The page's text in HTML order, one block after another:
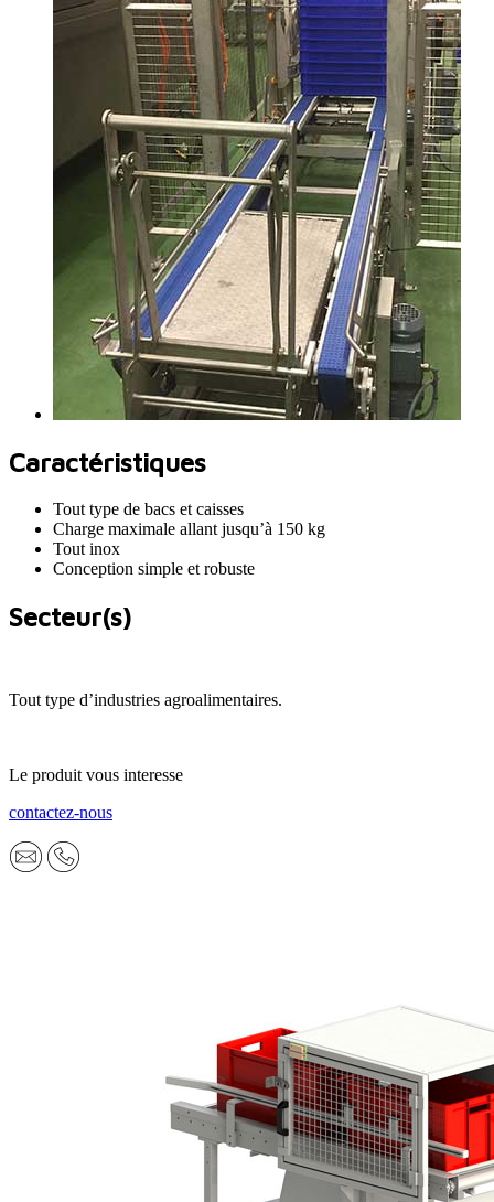
Caractéristiques
Tout type de bacs et caisses
Charge maximale allant jusqu’à 150 kg
Tout inox
Conception simple et robuste
Secteur(s)
Tout type d’industries agroalimentaires.
Le produit vous interesse
contactez-nous